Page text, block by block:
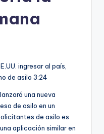
ingresar al país,
de asilo 3:24
una nueva
de asilo en un
de asilo es
aplicación similar en